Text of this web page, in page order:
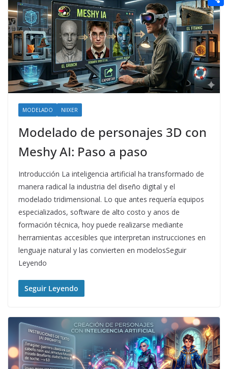
MODELADO NIIXER
Modelado de personajes 3D con
Meshy AI: Paso a paso
Introducción La inteligencia artificial ha transformado de
manera radical la industria del diseño digital y el
modelado tridimensional. Lo que antes requería equipos
especializados, software de alto costo y anos de
formación técnica, hoy puede realizarse mediante
herramientas accesibles que interpretan instrucciones en
lenguaje natural y las convierten en modelosSeguir
Leyendo
Seguir Leyendo
n
g
e
r
e
r
e
r
e
s
t
a
i
l
e
d
d
i
t
C
o
p
a
r